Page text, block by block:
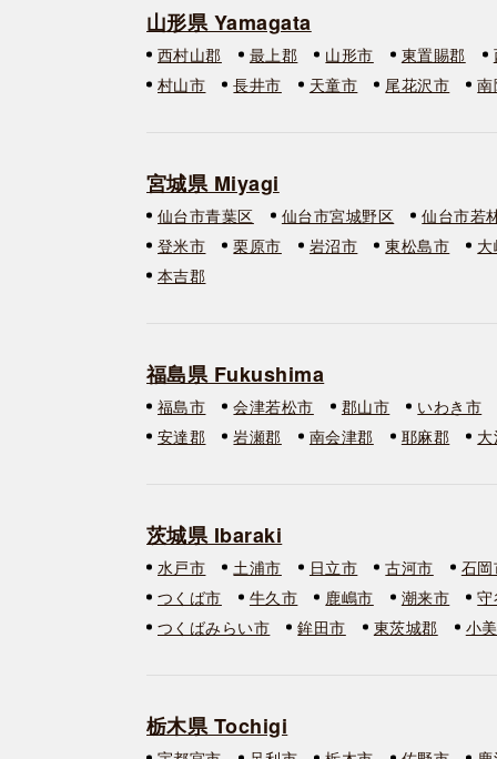
山形県 Yamagata
西村山郡 最上郡 山形市 東置賜郡
村山市
長井市 天童市 尾花沢市
宮城県 Miyagi
仙台市青葉区 仙台市宮城野区
仙台市若
登米市
栗原市 岩沼市 東松島市
本吉郡
福島県 Fukushima
福島市 会津若松市 郡山市
いわき市
安達郡
岩瀬郡 南会津郡 耶麻郡
茨城県 Ibaraki
水戸市 土浦市 日立市 古河市
石
つくば市
牛久市 鹿嶋市 潮来市
つくばみらい市
鉾田市 東茨城郡 小
栃木県 Tochigi